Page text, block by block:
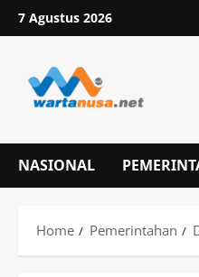
Skip
to
7 Agustus 2026
NASIONAL
Home Pemerintahan